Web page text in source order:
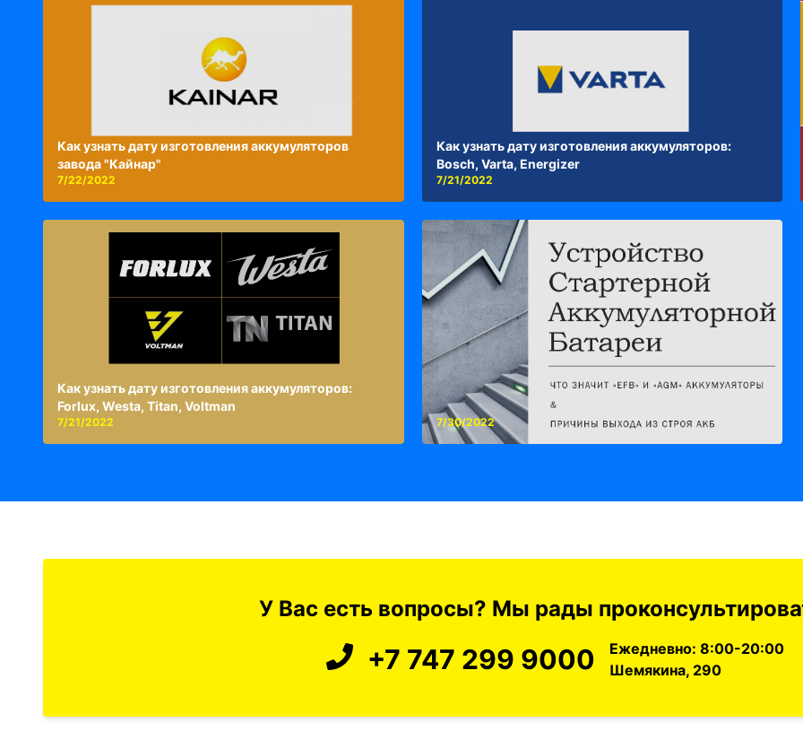
Как узнать дату изготовления аккумуляторов
завода "Кайнар"
7/22/2022
Как узнать дату изготовления аккумуляторов:
Bosch, Varta, Energizer
7/21/2022
Как узнать дату изготовления аккумуляторов:
Forlux, Westa, Titan, Voltman
7/21/2022 7/30/2022
У Вас есть вопросы? Мы рады
+7 747 299 9000
Ежедневно: 8:00-20:00
Шемякина, 290